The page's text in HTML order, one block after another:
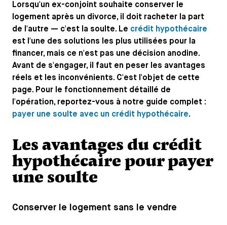
Lorsqu'un ex-conjoint souhaite conserver le
logement après un divorce, il doit racheter la part
de l'autre — c'est la soulte. Le crédit hypothécaire
est l'une des solutions les plus utilisées pour la
financer, mais ce n'est pas une décision anodine.
Avant de s'engager, il faut en peser les avantages
réels et les inconvénients. C'est l'objet de cette
page. Pour le fonctionnement détaillé de
l'opération, reportez-vous à notre guide complet :
payer une soulte avec un crédit hypothécaire.
Les avantages du crédit
hypothécaire pour payer
une soulte
Conserver le logement sans le vendre